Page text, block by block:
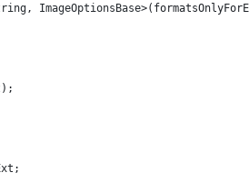
, ImageOptionsBase>(
);
;